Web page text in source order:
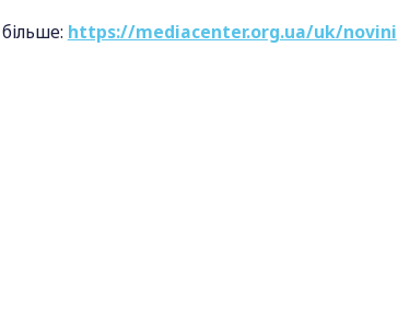
https://mediacenter.org.ua/uk/novini